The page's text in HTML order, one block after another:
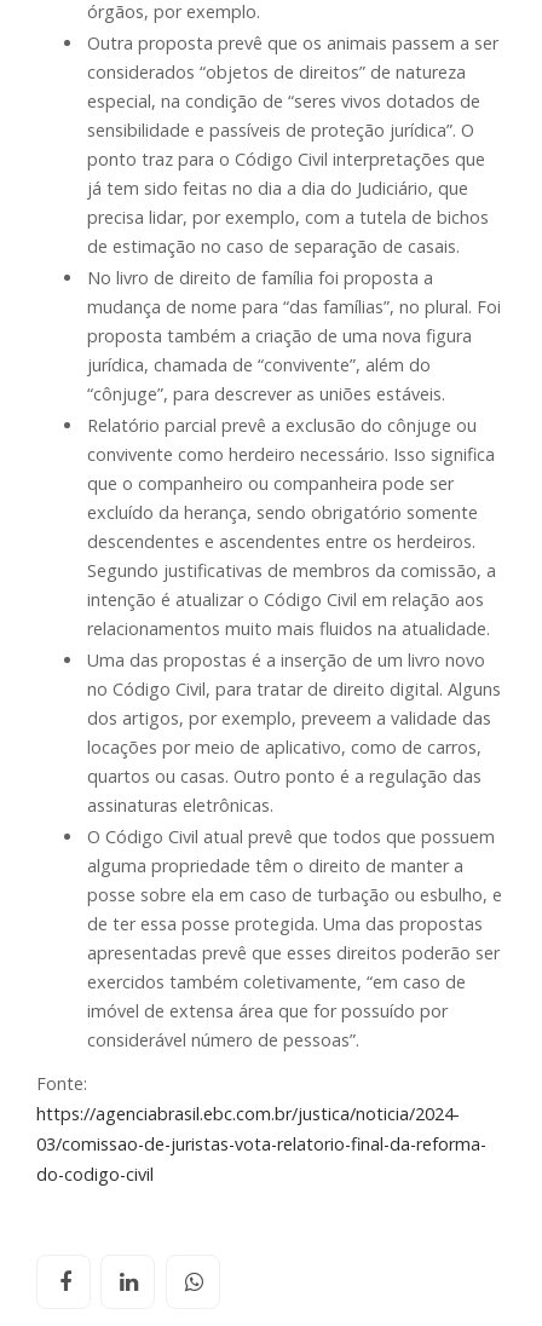
órgãos, por exemplo.
Outra proposta prevê que os animais passem a ser
considerados “objetos de direitos” de natureza
especial, na condição de “seres vivos dotados de
sensibilidade e passíveis de proteção jurídica”. O
ponto traz para o Código Civil interpretações que
já tem sido feitas no dia a dia do Judiciário, que
precisa lidar, por exemplo, com a tutela de bichos
de estimação no caso de separação de casais.
No livro de direito de família foi proposta a
mudança de nome para “das famílias”, no plural. Foi
proposta também a criação de uma nova figura
jurídica, chamada de “convivente”, além do
“cônjuge”, para descrever as uniões estáveis.
Relatório parcial prevê a exclusão do cônjuge ou
convivente como herdeiro necessário. Isso significa
que o companheiro ou companheira pode ser
excluído da herança, sendo obrigatório somente
descendentes e ascendentes entre os herdeiros.
Segundo justificativas de membros da comissão, a
intenção é atualizar o Código Civil em relação aos
relacionamentos muito mais fluidos na atualidade.
Uma das propostas é a inserção de um livro novo
no Código Civil, para tratar de direito digital. Alguns
dos artigos, por exemplo, preveem a validade das
locações por meio de aplicativo, como de carros,
quartos ou casas. Outro ponto é a regulação das
assinaturas eletrônicas.
O Código Civil atual prevê que todos que possuem
alguma propriedade têm o direito de manter a
posse sobre ela em caso de turbação ou esbulho, e
de ter essa posse protegida. Uma das propostas
apresentadas prevê que esses direitos poderão ser
exercidos também coletivamente, “em caso de
imóvel de extensa área que for possuído por
considerável número de pessoas”.
Fonte:
https://agenciabrasil.ebc.com.br/justica/noticia/2024-
03/comissao-de-juristas-vota-relatorio-final-da-reforma-
do-codigo-civil